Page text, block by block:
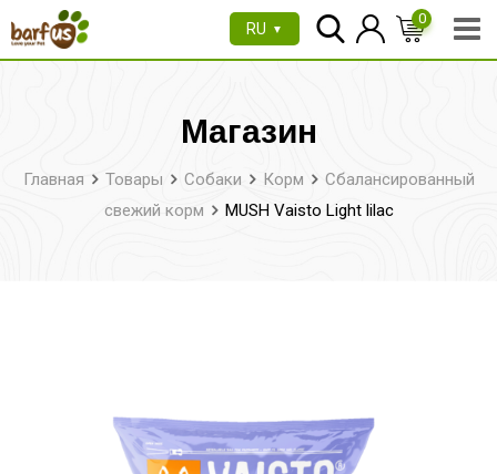
Перейти
RU ▼
0
Магазин
Главная Товары Собаки Корм
Сбалансированный
свежий корм
MUSH Vaisto Light lilac